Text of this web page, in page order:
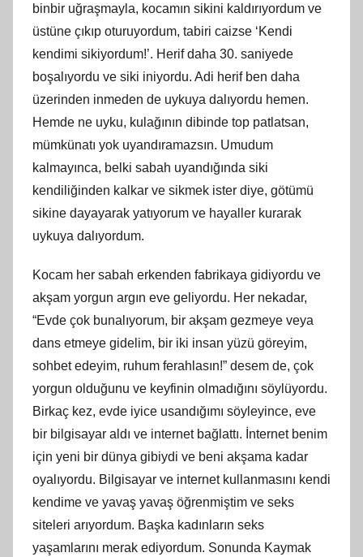
binbir uğraşmayla, kocamın sikini kaldırıyordum ve
üstüne çıkıp oturuyordum, tabiri caizse ‘Kendi
kendimi sikiyordum!’. Herif daha 30. saniyede
boşalıyordu ve siki iniyordu. Adi herif ben daha
üzerinden inmeden de uykuya dalıyordu hemen.
Hemde ne uyku, kulağının dibinde top patlatsan,
mümkünatı yok uyandıramazsın. Umudum
kalmayınca, belki sabah uyandığında siki
kendiliğinden kalkar ve sikmek ister diye, götümü
sikine dayayarak yatıyorum ve hayaller kurarak
uykuya dalıyordum.
Kocam her sabah erkenden fabrikaya gidiyordu ve
akşam yorgun argın eve geliyordu. Her nekadar,
“Evde çok bunalıyorum, bir akşam gezmeye veya
dans etmeye gidelim, bir iki insan yüzü göreyim,
sohbet edeyim, ruhum ferahlasın!” desem de, çok
yorgun olduğunu ve keyfinin olmadığını söylüyordu.
Birkaç kez, evde iyice usandığımı söyleyince, eve
bir bilgisayar aldı ve internet bağlattı. İnternet benim
için yeni bir dünya gibiydi ve beni akşama kadar
oyalıyordu. Bilgisayar ve internet kullanmasını kendi
kendime ve yavaş yavaş öğrenmiştim ve seks
siteleri arıyordum. Başka kadınların seks
yaşamlarını merak ediyordum. Sonunda Kaymak